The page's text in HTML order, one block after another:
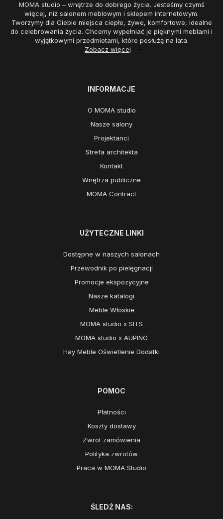
MOMA studio – wnętrze do dobrego życia. Jesteśmy czymś
więcej, niż salonem meblowym i sklepem internetowym.
Tworzymy dla Ciebie miejsca ciepłe, żywe, komfortowe, idealne
do celebrowania życia. Chcemy wypełniać je pięknymi meblami i
wyjątkowymi przedmiotami, które posłużą na lata.
Zobacz więcej
INFORMACJE
O MOMA studio
Nasze salony
Projektanci
Strefa architekta
Kontakt
Wnętrza publiczne
MOMA Contract
UŻYTECZNE LINKI
Dostępne w naszych salonach
Przewodnik po pielęgnacji
Promocje ekspozycyjne
Nasze katalogi
Meble Włoskie
MOMA studio x SITS
MOMA studio x AUPING
Hay Meble Oświetlenie Dodatki
POMOC
Płatności
Koszty dostawy
Zwrot zamówienia
Polityka zwrotów
Praca w MOMA Studio
ŚLEDŹ NAS: